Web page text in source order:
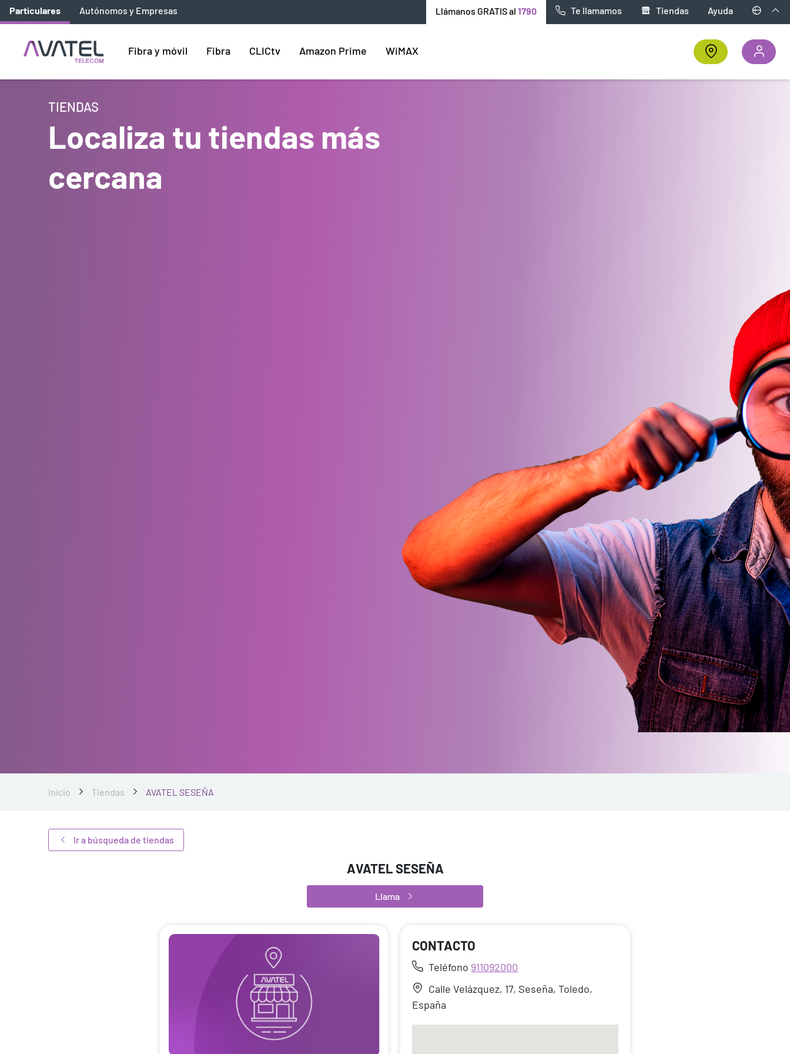
Particulares Autónomos y Empresas Llámanos GRATIS al 1790 Te llamamos Tiendas Ayuda
Fibra y móvil Fibra CLICtv Amazon Prime WiMAX
TIENDAS
Localiza tu tiendas más
cercana
Inicio Tiendas AVATEL SESEÑA
Ir a búsqueda de tiendas
AVATEL SESEÑA
Llama
CONTACTO
Teléfono 911092000
Calle Velázquez, 17, Seseña, Toledo,
España